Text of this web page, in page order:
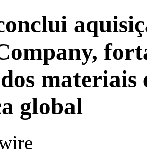
materiais
global